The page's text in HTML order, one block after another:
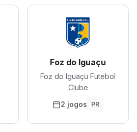
Foz do Iguaçu
Foz do Iguaçu Futebol
Clube
2 jogos
PR